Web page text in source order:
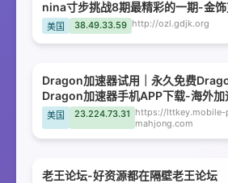
nina寸步挑战8期最精彩的一期-金
美国 38.49.33.59 http://ozl.gdjk.org
Dragon加速器试用｜永久免费
Dragon加速器手机APP下载-海外
美国 23.224.73.31 https://
mahjong.com
老王论坛-好资源都在隔壁老王论坛